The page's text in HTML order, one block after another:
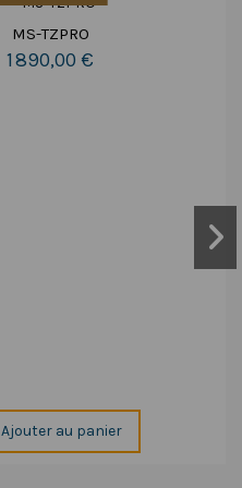
MS-TZPRO
1 890,00 €
Ajouter au panier